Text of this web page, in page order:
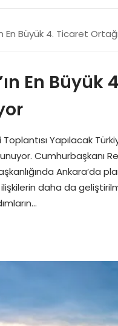
En Büyük 4. Ticaret
En Büyük
Yapılacak
Cumhurbaşkanı
Ankara’da
daha da